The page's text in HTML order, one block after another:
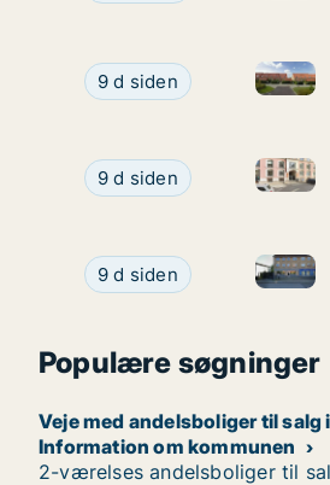
Ca. 110 m2 andelsbolig
9 d siden Ca.
Andelsbolig til salg i 1256
9 d siden
Ca. 145 m2 andelsbolig
9 d siden Ca.
Populære søgninger
Veje med andelsboliger til salg
Information om kommunen
2-værelses andelsboliger til